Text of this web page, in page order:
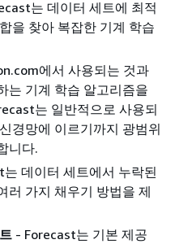
는 데이터 세트에 최적
을 찾아 복잡한 기계 학습
에서 사용되는 것과
는 기계 학습 알고리즘을
는 일반적으로 사용되
경망에 이르기까지 광범위
니다.
데이터 세트에서 누락된
러 가지 채우기 방법을 제
- Forecast는 기본 제공